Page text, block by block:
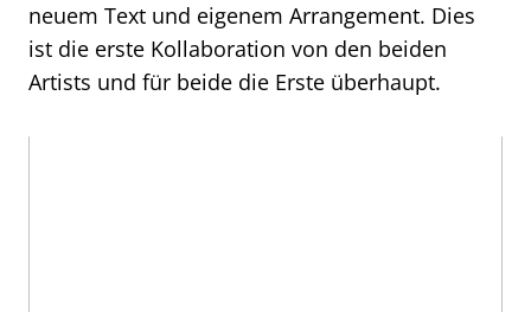
neuem Text und eigenem Arrangement. Dies
ist die erste Kollaboration von den beiden
Artists und für beide die Erste überhaupt.